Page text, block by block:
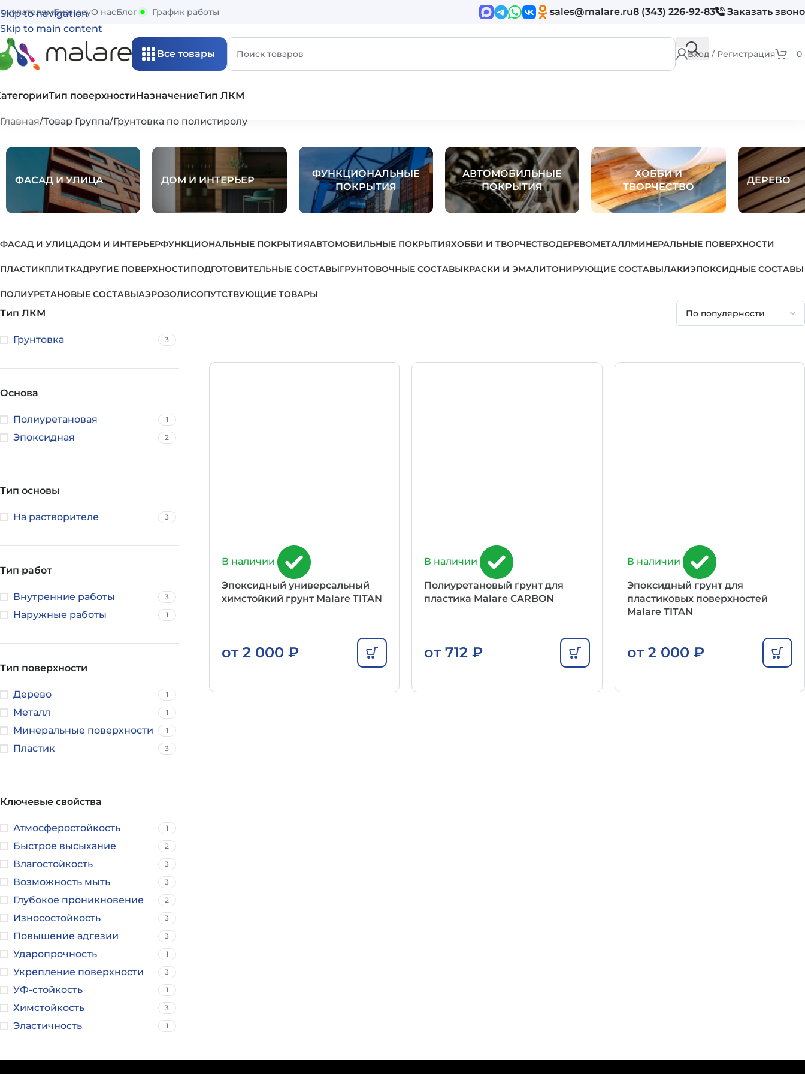
Skip to navigation
Skip to main content
БизнесуО насБлог График работы sales@malare.ru8 (343) 226-92-83 Заказать
Все товары Вход / Регистрация 0
Тип поверхностиНазначениеТип ЛКМ
Главная Товар Группа Грунтовка по полистиролу
ФАСАД И УЛИЦА ДОМ И ИНТЕРЬЕР
ФУНКЦИОНАЛЬНЫЕ
ПОКРЫТИЯ
АВТОМОБИЛЬНЫЕ
ПОКРЫТИЯ
ХОББИ И
ТВОРЧЕСТВО
ДЕРЕВО
ФАСАД И УЛИЦАДОМ И ИНТЕРЬЕРФУНКЦИОНАЛЬНЫЕ ПОКРЫТИЯАВТОМОБИЛЬНЫЕ ПОКРЫТИЯХОББИ И ТВОРЧЕСТВОДЕРЕВОМЕТАЛЛМИНЕРАЛЬНЫЕ ПОВЕРХНОСТИ
ПЛАСТИКПЛИТКАДРУГИЕ ПОВЕРХНОСТИПОДГОТОВИТЕЛЬНЫЕ СОСТАВЫГРУНТОВОЧНЫЕ СОСТАВЫКРАСКИ И ЭМАЛИТОНИРУЮЩИЕ СОСТАВЫЛАКИЭПОКСИДНЫЕ СОСТАВЫ
ПОЛИУРЕТАНОВЫЕ СОСТАВЫАЭРОЗОЛИСОПУТСТВУЮЩИЕ ТОВАРЫ
Тип ЛКМ
Грунтовка 3
Основа
Полиуретановая 1
Эпоксидная 2
Тип основы
На растворителе 3
Тип работ
Внутренние работы 3
Наружные работы 1
Тип поверхности
Дерево 1
Металл 1
Минеральные поверхности 1
Пластик 3
Ключевые свойства
Атмосферостойкость 1
Быстрое высыхание 2
Влагостойкость 3
Возможность мыть 3
Глубокое проникновение 2
Износостойкость 3
Повышение адгезии 3
Ударопрочность 1
Укрепление поверхности 3
УФ-стойкость 1
Химстойкость 3
Эластичность 1
В наличии
Эпоксидный универсальный
химстойкий грунт Malare TITAN
от 2 000 ₽
В наличии
Полиуретановый грунт для
пластика Malare CARBON
от 712 ₽
В наличии
Эпоксидный грунт для
пластиковых поверхностей
Malare TITAN
от 2 000 ₽